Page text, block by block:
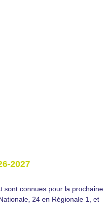
2027
sont connues pour la prochaine
24 en Régionale 1, et